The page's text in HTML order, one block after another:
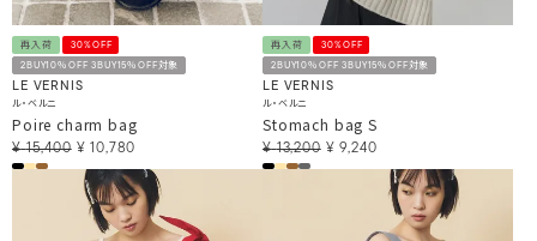
再入荷 30%OFF
2BUY10％OFF 3BUY15％OFF対象
LE VERNIS
ル・ベルニ
Poire charm bag
¥ 15,400 ¥ 10,780
再入荷 30%OFF
2BUY10％OFF 3BUY15％OFF対象
LE VERNIS
ル・ベルニ
Stomach bag S
¥ 13,200 ¥ 9,240